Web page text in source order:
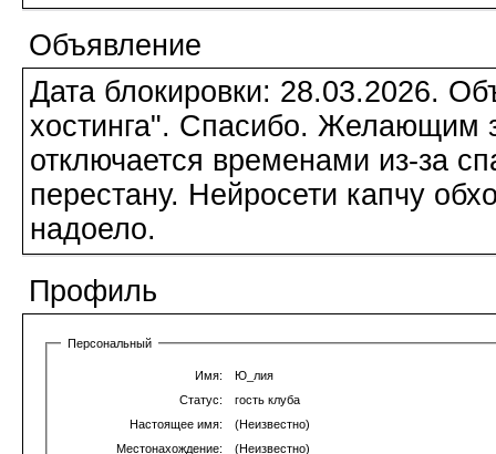
Объявление
Дата блокировки: 28.03.2026.
хостинга". Спасибо. Желающим
отключается временами из-за
перестану. Нейросети капчу
надоело.
Профиль
Персональный
Имя:
Ю_лия
Статус:
гость клуба
Настоящее имя:
(Неизвестно)
Местонахождение:
(Неизвестно)